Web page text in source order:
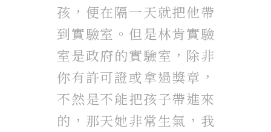
孩，便在隔一天就把他帶
到實驗室。但是林肯實驗
室是政府的實驗室，除非
你有許可證或拿過獎章，
不然是不能把孩子帶進來
的，那天她非常生氣，我